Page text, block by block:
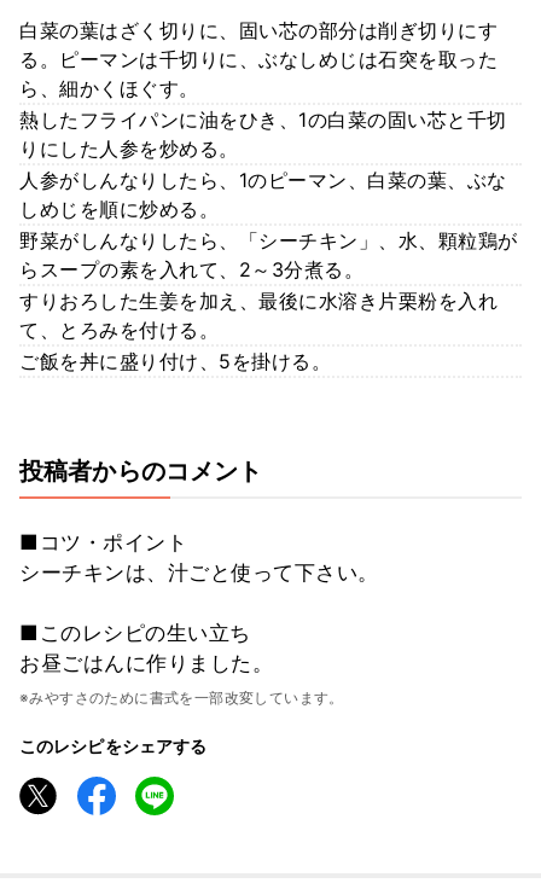
白菜の葉はざく切りに、固い芯の部分は削ぎ切りにす
る。ピーマンは千切りに、ぶなしめじは石突を取った
ら、細かくほぐす。
熱したフライパンに油をひき、1の白菜の固い芯と千切
りにした人参を炒める。
人参がしんなりしたら、1のピーマン、白菜の葉、ぶな
しめじを順に炒める。
野菜がしんなりしたら、「シーチキン」、水、顆粒鶏が
らスープの素を入れて、2～3分煮る。
すりおろした生姜を加え、最後に水溶き片栗粉を入れ
て、とろみを付ける。
ご飯を丼に盛り付け、5を掛ける。
投稿者からのコメント
■コツ・ポイント
シーチキンは、汁ごと使って下さい。
■このレシピの生い立ち
お昼ごはんに作りました。
※みやすさのために書式を一部改変しています。
このレシピをシェアする